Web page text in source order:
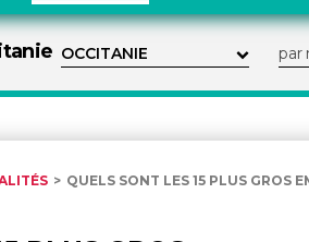
QUELS SONT LES 15 PLUS GROS